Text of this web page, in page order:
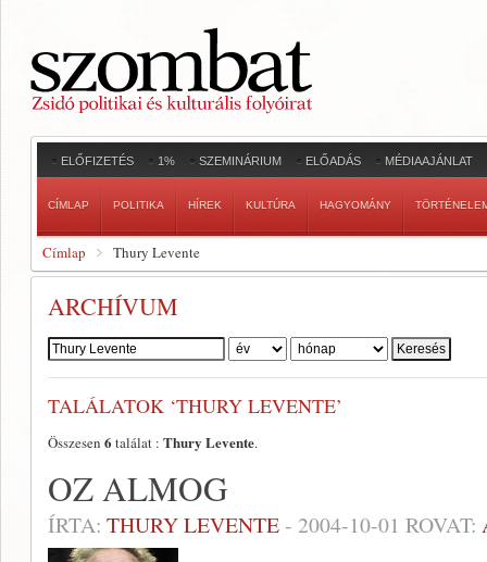
ELŐFIZETÉS 1% SZEMINÁRIUM ELŐADÁS MÉDIAAJÁNLAT
CÍMLAP POLITIKA HÍREK KULTÚRA HAGYOMÁNY
Címlap Thury Levente
ARCHÍVUM
Szerző:
TALÁLATOK ‘THURY LEVENTE’
Összesen 6 találat : Thury Levente.
OZ ALMOG
ÍRTA: THURY LEVENTE- 2004-10-01 ROVAT: